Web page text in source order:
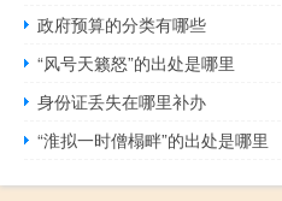
政府预算的分类有哪些
“风号天籁怒”的出处是哪里
身份证丢失在哪里补办
“淮拟一时僧榻畔”的出处是哪里